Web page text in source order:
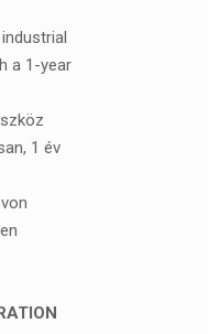
a 1-year
1 év